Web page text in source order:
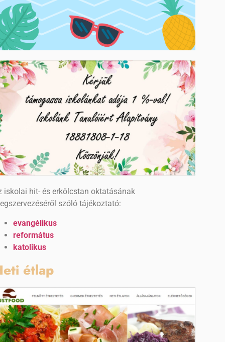
iskolai hit- és erkölcstan oktatásának
szóló tájékoztató:
evangélikus
református
katolikus
étlap